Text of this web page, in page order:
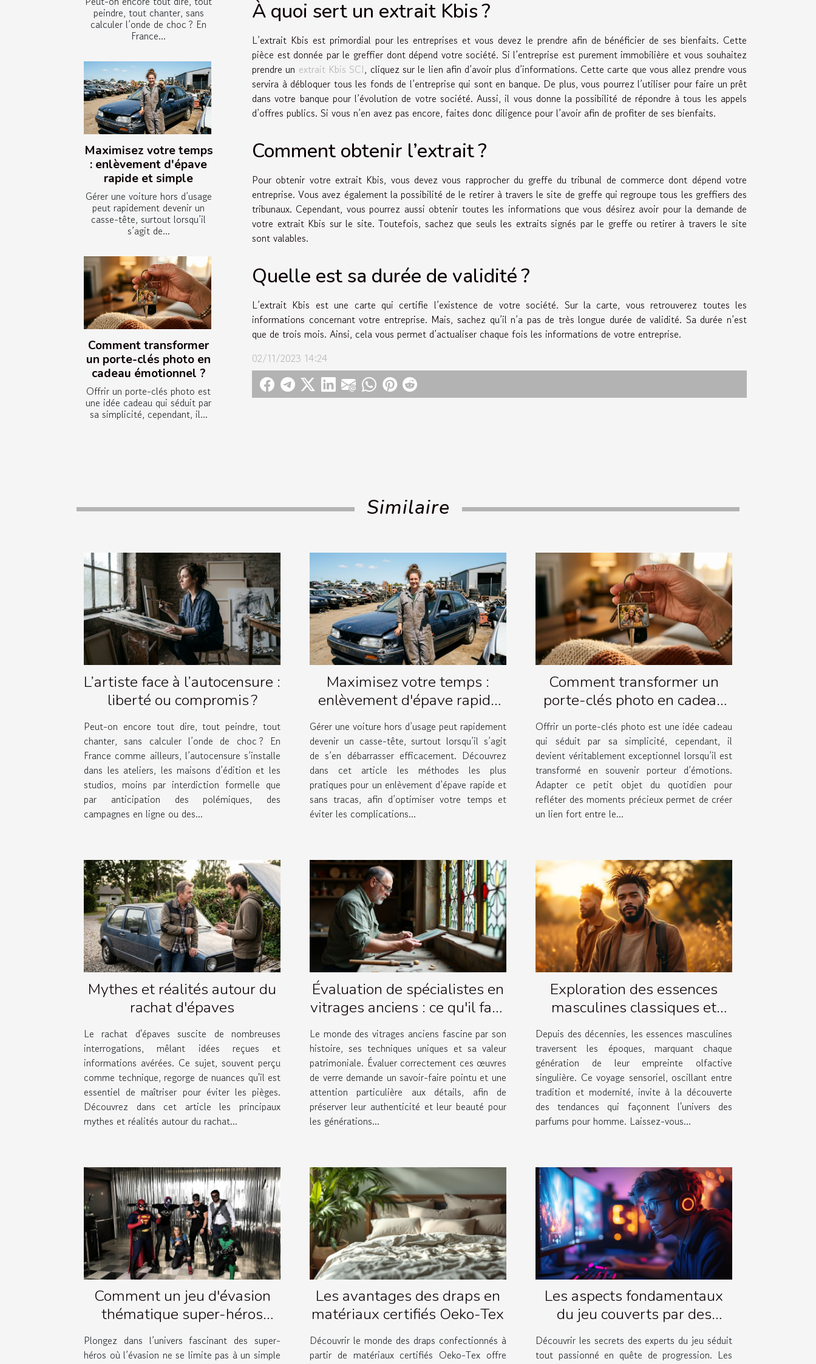
peindre, tout chanter, sans
calculer l’onde de choc ? En
France...
Maximisez votre temps
: enlèvement d'épave
rapide et simple
Gérer une voiture hors d’usage
peut rapidement devenir un
casse-tête, surtout lorsqu’il
s’agit de...
Comment transformer
un porte-clés photo en
cadeau émotionnel ?
Offrir un porte-clés photo est
une idée cadeau qui séduit par
sa simplicité, cependant, il...
À quoi sert un extrait Kbis ?
L’extrait Kbis est primordial pour les entreprises et vous devez le prendre afin de bénéficier de ses bienfaits. Cette
pièce est donnée par le greffier dont dépend votre société. Si l’entreprise est purement immobilière et vous souhaitez
prendre un extrait Kbis SCI, cliquez sur le lien afin d’avoir plus d’informations. Cette carte que vous allez prendre vous
servira à débloquer tous les fonds de l’entreprise qui sont en banque. De plus, vous pourrez l’utiliser pour faire un prêt
dans votre banque pour l’évolution de votre société. Aussi, il vous donne la possibilité de répondre à tous les appels
d’offres publics. Si vous n’en avez pas encore, faites donc diligence pour l’avoir afin de profiter de ses bienfaits.
Comment obtenir l’extrait ?
Pour obtenir votre extrait Kbis, vous devez vous rapprocher du greffe du tribunal de commerce dont dépend votre
entreprise. Vous avez également la possibilité de le retirer à travers le site de greffe qui regroupe tous les greffiers des
tribunaux. Cependant, vous pourrez aussi obtenir toutes les informations que vous désirez avoir pour la demande de
votre extrait Kbis sur le site. Toutefois, sachez que seuls les extraits signés par le greffe ou retirer à travers le site
sont valables.
Quelle est sa durée de validité ?
L’extrait Kbis est une carte qui certifie l’existence de votre société. Sur la carte, vous retrouverez toutes les
informations concernant votre entreprise. Mais, sachez qu’il n’a pas de très longue durée de validité. Sa durée n’est
que de trois mois. Ainsi, cela vous permet d’actualiser chaque fois les informations de votre entreprise.
02/11/2023 14:24
Similaire
L’artiste face à l’autocensure :
liberté ou compromis ?
Peut-on encore tout dire, tout peindre, tout
chanter, sans calculer l’onde de choc ? En
France comme ailleurs, l’autocensure s’installe
dans les ateliers, les maisons d’édition et les
studios, moins par interdiction formelle que
par anticipation des polémiques, des
campagnes en ligne ou des...
Maximisez votre temps :
enlèvement d'épave rapide
et simple
Gérer une voiture hors d’usage peut rapidement
devenir un casse-tête, surtout lorsqu’il s’agit
de s’en débarrasser efficacement. Découvrez
dans cet article les méthodes les plus
pratiques pour un enlèvement d’épave rapide et
sans tracas, afin d’optimiser votre temps et
éviter les complications...
Comment transformer un
porte-clés photo en cadeau
émotionnel ?
Offrir un porte-clés photo est une idée cadeau
qui séduit par sa simplicité, cependant, il
devient véritablement exceptionnel lorsqu’il est
transformé en souvenir porteur d’émotions.
Adapter ce petit objet du quotidien pour
refléter des moments précieux permet de créer
un lien fort entre le...
Mythes et réalités autour du
rachat d'épaves
Le rachat d'épaves suscite de nombreuses
interrogations, mêlant idées reçues et
informations avérées. Ce sujet, souvent perçu
comme technique, regorge de nuances qu'il est
essentiel de maîtriser pour éviter les pièges.
Découvrez dans cet article les principaux
mythes et réalités autour du rachat...
Évaluation de spécialistes en
vitrages anciens : ce qu'il faut
savoir
Le monde des vitrages anciens fascine par son
histoire, ses techniques uniques et sa valeur
patrimoniale. Évaluer correctement ces œuvres
de verre demande un savoir-faire pointu et une
attention particulière aux détails, afin de
préserver leur authenticité et leur beauté pour
les générations...
Exploration des essences
masculines classiques et
leurs évolutions
Depuis des décennies, les essences masculines
traversent les époques, marquant chaque
génération de leur empreinte olfactive
singulière. Ce voyage sensoriel, oscillant entre
tradition et modernité, invite à la découverte
des tendances qui façonnent l'univers des
parfums pour homme. Laissez-vous...
Comment un jeu d'évasion
thématique super-héros
renforce la cohésion d'équipe
?
Plongez dans l’univers fascinant des super-
héros où l’évasion ne se limite pas à un simple
Les avantages des draps en
matériaux certifiés Oeko-Tex
Découvrir le monde des draps confectionnés à
partir de matériaux certifiés Oeko-Tex offre
Les aspects fondamentaux
du jeu couverts par des
vidéos d'experts
Découvrir les secrets des experts du jeu séduit
tout passionné en quête de progression. Les